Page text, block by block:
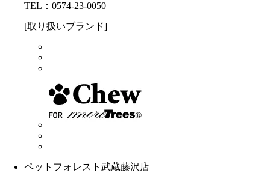
TEL：0574-23-0050
[取り扱いブランド]
ペットフォレスト武蔵藤沢店